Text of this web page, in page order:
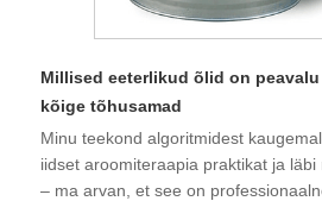
Millised eeterlikud õlid on
kõige tõhusamad
Minu teekond algoritmidest
iidset aroomiteraapia praktikat ja
– ma arvan, et see on